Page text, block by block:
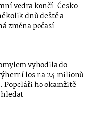
vedra končí. Česko
dnů deště a
změna počasí
vyhodila do
los na 24 milionů
Popeláři ho okamžitě